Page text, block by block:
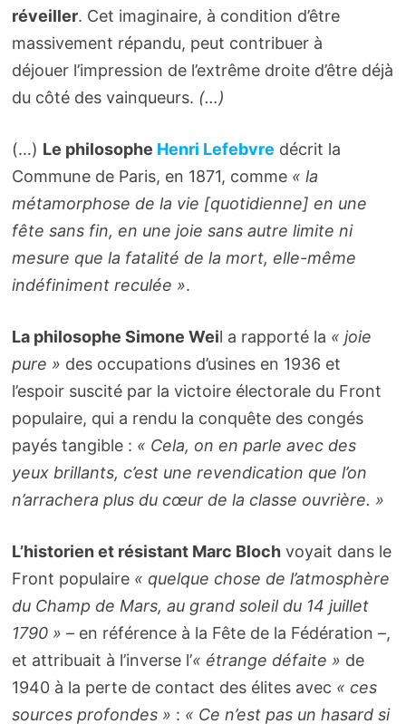
réveiller. Cet imaginaire, à condition d’être
massivement répandu, peut contribuer à
déjouer l’impression de l’extrême droite d’être déjà
du côté des vainqueurs. (…)
(…) Le philosophe Henri Lefebvre décrit la
Commune de Paris, en 1871, comme « la
métamorphose de la vie [quotidienne] en une
fête sans fin, en une joie sans autre limite ni
mesure que la fatalité de la mort, elle-même
indéfiniment reculée ».
La philosophe Simone Weil a rapporté la « joie
pure » des occupations d’usines en 1936 et
l’espoir suscité par la victoire électorale du Front
populaire, qui a rendu la conquête des congés
payés tangible : « Cela, on en parle avec des
yeux brillants, c’est une revendication que l’on
n’arrachera plus du cœur de la classe ouvrière. »
L’historien et résistant Marc Blochvoyait dans le
Front populaire « quelque chose de l’atmosphère
du Champ de Mars, au grand soleil du 14 juillet
1790 » – en référence à la Fête de la Fédération –,
et attribuait à l’inverse l’« étrange défaite » de
1940 à la perte de contact des élites avec « ces
sources profondes » : « Ce n’est pas un hasard si